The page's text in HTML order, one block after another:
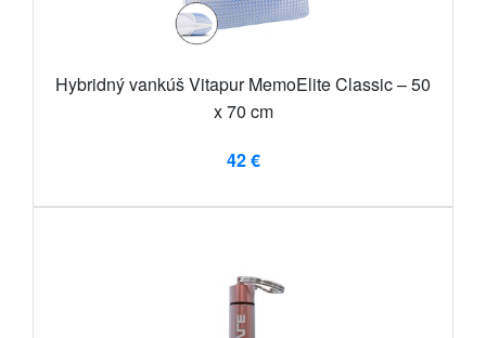
Hybridný vankúš Vitapur MemoElite Classic – 50
x 70 cm
42 €